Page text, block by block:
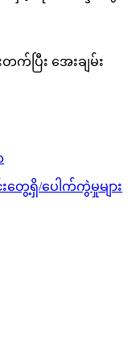
က်ပြီး အေးချမ်း
ေ့ရှိ/ပေါက်ကွဲမှုများ